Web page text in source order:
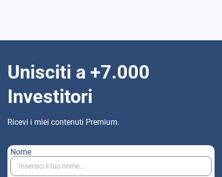
Unisciti a +7.000
Investitori
Ricevi i miei contenuti Premium.
Nome